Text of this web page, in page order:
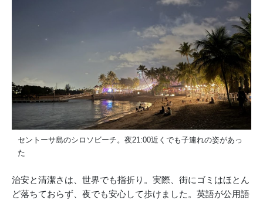
セントーサ島のシロソビーチ。夜21:00近くでも子連れの姿があっ
た
治安と清潔さは、世界でも指折り。実際、街にゴミはほとん
ど落ちておらず、夜でも安心して歩けました。英語が公用語